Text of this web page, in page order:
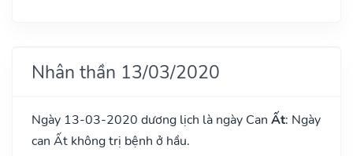
Nhân thần 13/03/2020
Ngày 13-03-2020 dương lịch là ngày Can Ất: Ngày
can Ất không trị bệnh ở hầu.